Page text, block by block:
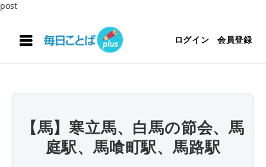
post
ログイン 会員登録
【馬】寒立馬、白馬の節会、馬
庭駅、馬喰町駅、馬路駅